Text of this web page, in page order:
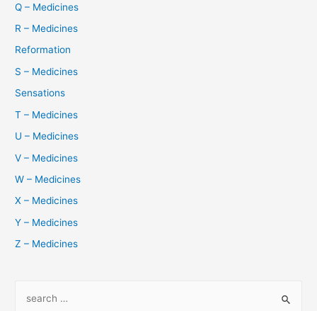
Q – Medicines
R – Medicines
Reformation
S – Medicines
Sensations
T – Medicines
U – Medicines
V – Medicines
W – Medicines
X – Medicines
Y – Medicines
Z – Medicines